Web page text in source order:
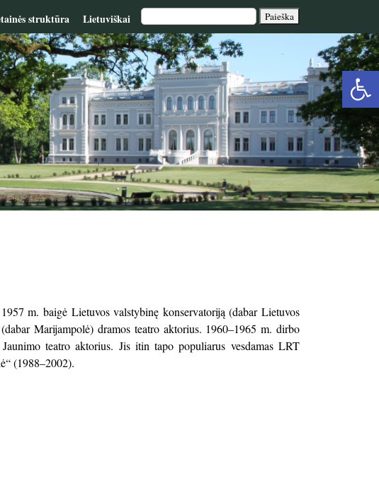
struktūra Lietuviškai
m. baigė Lietuvos valstybinę konservatoriją (dabar Lietuvos
Marijampolė) dramos teatro aktorius. 1960–1965 m. dirbo
teatro aktorius. Jis itin tapo populiarus vesdamas LRT
(1988–2002).